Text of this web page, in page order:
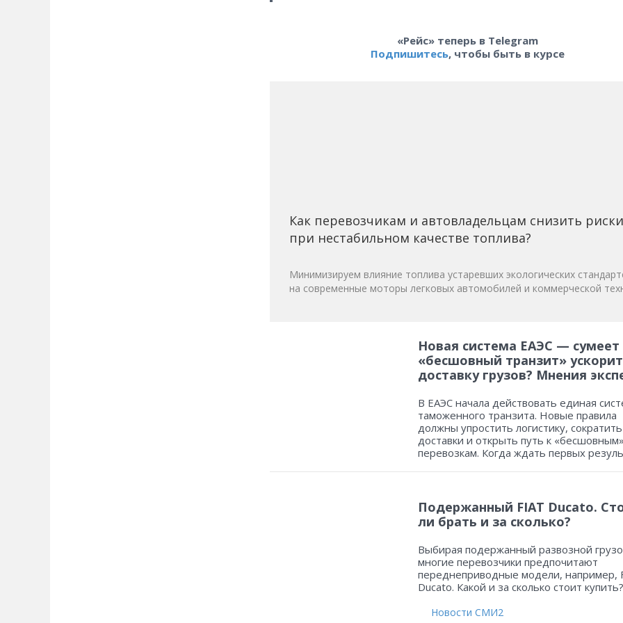
«Рейс» теперь в Telegram
Подпишитесь, чтобы быть в курсе
Как перевозчикам и автовладельцам снизить риски
при нестабильном качестве топлива?
Минимизируем влияние топлива устаревших экологических
на современные моторы легковых автомобилей и коммерческой
Новая система ЕАЭС — сумеет
«бесшовный транзит»
доставку грузов? Мнения
В ЕАЭС начала действовать единая
таможенного транзита. Новые правила
должны упростить логистику,
доставки и открыть путь к «бесшовным»
перевозкам. Когда ждать первых
Подержанный FIAT Ducato.
ли брать и за сколько?
Выбирая подержанный развозной
многие перевозчики предпочитают
переднеприводные модели, например,
Ducato. Какой и за сколько стоит купить?
Новости СМИ2